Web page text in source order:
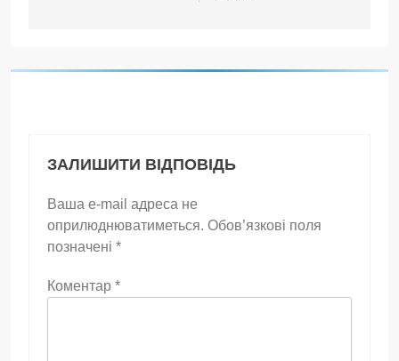
ЗАЛИШИТИ ВІДПОВІДЬ
Ваша e-mail адреса не
оприлюднюватиметься. Обов’язкові поля
позначені *
Коментар *